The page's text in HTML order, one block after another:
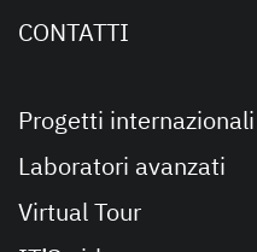
CONTATTI
Progetti internazionali
Laboratori avanzati
Virtual Tour